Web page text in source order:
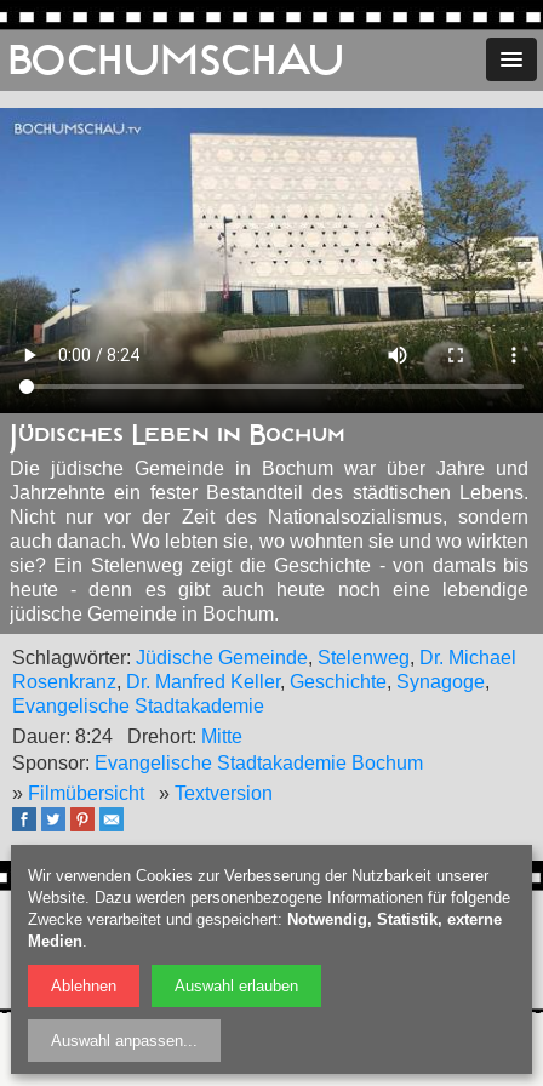
BOCHUMSCHAU
Jüdisches Leben in Bochum
Die jüdische Gemeinde in Bochum war über Jahre und
Jahrzehnte ein fester Bestandteil des städtischen Lebens.
Nicht nur vor der Zeit des Nationalsozialismus, sondern
auch danach. Wo lebten sie, wo wohnten sie und wo wirkten
sie? Ein Stelenweg zeigt die Geschichte - von damals bis
heute - denn es gibt auch heute noch eine lebendige
jüdische Gemeinde in Bochum.
Schlagwörter: Jüdische Gemeinde, Stelenweg, Dr. Michael
Rosenkranz, Dr. Manfred Keller, Geschichte, Synagoge,
Evangelische Stadtakademie
Dauer: 8:24
Drehort: Mitte
Sponsor: Evangelische Stadtakademie Bochum
» Filmübersicht » Textversion
Webdesign Bochum:PIXELHAUS®
Filmproduktion Bochum
Wir verwenden Cookies zur Verbesserung der Nutzbarkeit unserer
Website. Dazu werden personenbezogene Informationen für folgende
Zwecke verarbeitet und gespeichert: Notwendig, Statistik, externe
Medien.
Ablehnen Auswahl erlauben
Auswahl anpassen...